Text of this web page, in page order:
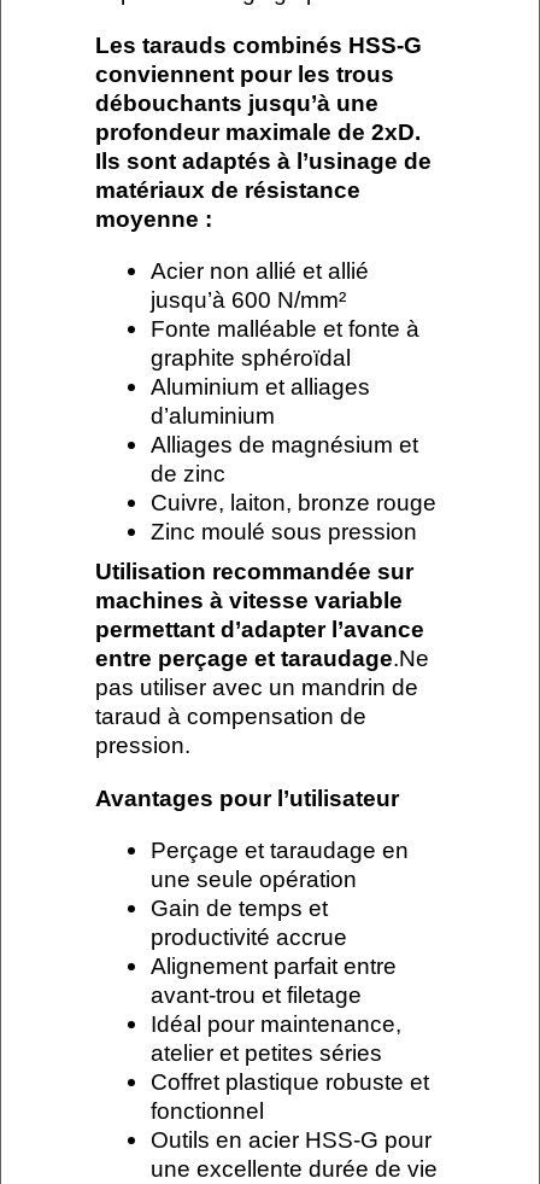
Les tarauds combinés HSS-G
conviennent pour les trous
débouchants jusqu’à une
profondeur maximale de 2xD.
Ils sont adaptés à l’usinage de
matériaux de résistance
moyenne :
Acier non allié et allié
jusqu’à 600 N/mm²
Fonte malléable et fonte à
graphite sphéroïdal
Aluminium et alliages
d’aluminium
Alliages de magnésium et
de zinc
Cuivre, laiton, bronze rouge
Zinc moulé sous pression
Utilisation recommandée sur
machines à vitesse variable
permettant d’adapter l’avance
entre perçage et taraudage.Ne
pas utiliser avec un mandrin de
taraud à compensation de
pression.
Avantages pour l’utilisateur
Perçage et taraudage en
une seule opération
Gain de temps et
productivité accrue
Alignement parfait entre
avant-trou et filetage
Idéal pour maintenance,
atelier et petites séries
Coffret plastique robuste et
fonctionnel
Outils en acier HSS-G pour
une excellente durée de vie